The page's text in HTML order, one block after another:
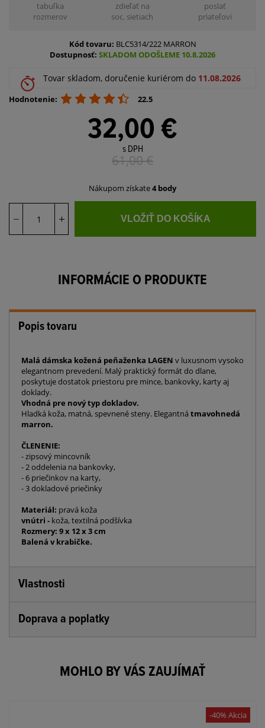
tabuľka
rozmerov
zdieľať na
soc. sietiach
poslať
priateľovi
Kód tovaru: BLC5314/222 MARRON
Dostupnosť: SKLADOM ODOŠLEME 10.8.2026
Tovar skladom, doručenie kuriérom do 11.08.2026
Hodnotenie: 22.5
32,00 €
s DPH
61,00€
Nákupom získate4 body
VLOŽIŤ DO KOŠÍKA
INFORMÁCIE O PRODUKTE
Popis tovaru
Malá dámska kožená peňaženka LAGEN v luxusnom vysoko
elegantnom prevedení. Malý praktický formát do dlane,
poskytuje dostatok priestoru pre mince, bankovky, karty aj
doklady.
Vhodná pre nový typ dokladov.
Hladká koža, matná, spevnené steny. Elegantná tmavohnedá
marron.
ČLENENIE:
- zipsový mincovník
- 2 oddelenia na bankovky,
- 6 priečinkov na karty,
- 3 dokladové priečinky
Materiál: pravá koža
vnútri - koža, textilná podšívka
Rozmery: 9 x 12 x 3 cm
Balená v krabičke.
Vlastnosti
Doprava a poplatky
MOHLO BY VÁS ZAUJÍMAŤ
-40% Akcia